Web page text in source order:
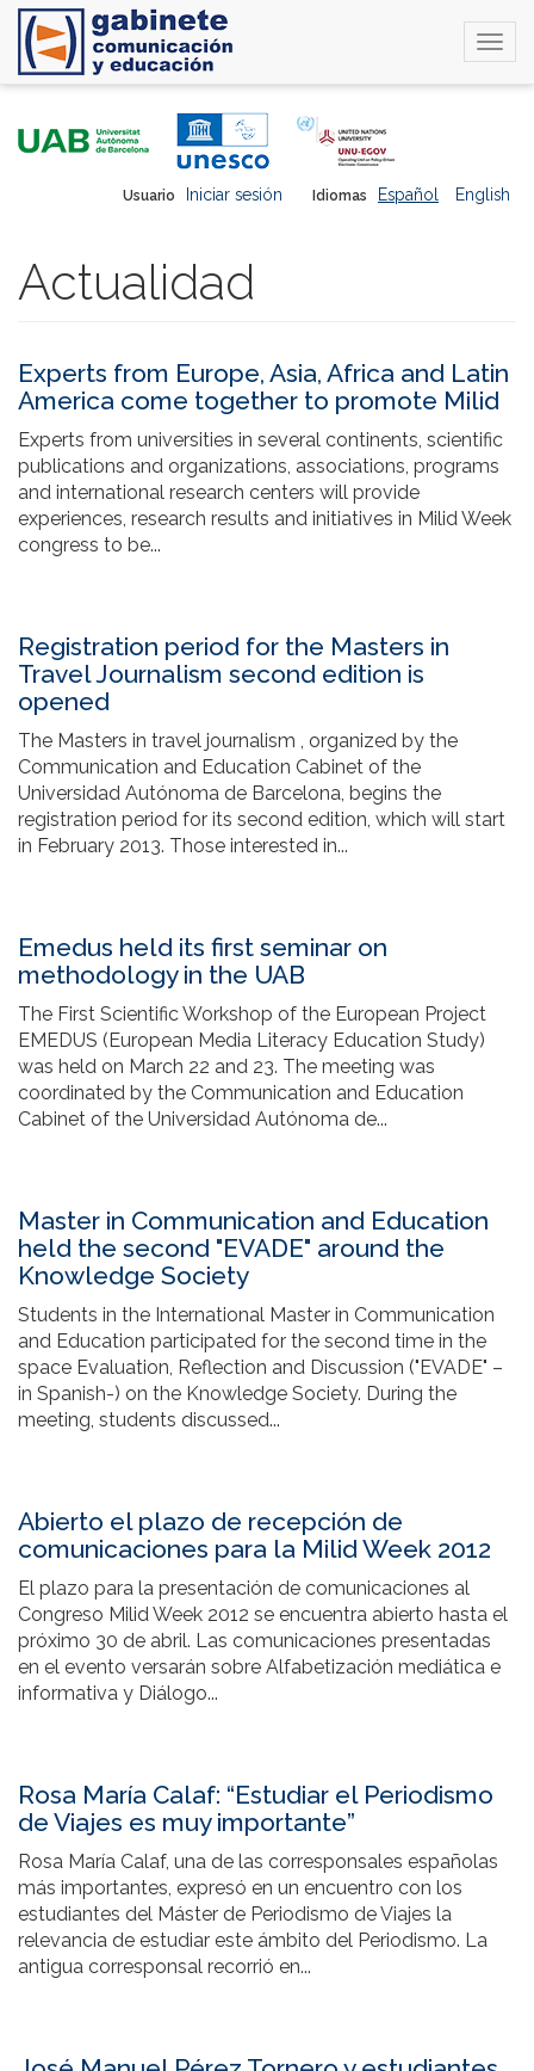
Idiomas Español English
Usuario Iniciar sesión
Actualidad
Experts from Europe, Asia, Africa and Latin
America come together to promote Milid
Experts from universities in several continents, scientific
publications and organizations, associations, programs
and international research centers will provide
experiences, research results and initiatives in Milid Week
congress to be...
Registration period for the Masters in
Travel Journalism second edition is
opened
The Masters in travel journalism , organized by the
Communication and Education Cabinet of the
Universidad Autónoma de Barcelona, begins the
registration period for its second edition, which will start
in February 2013. Those interested in...
Emedus held its first seminar on
methodology in the UAB
The First Scientific Workshop of the European Project
EMEDUS (European Media Literacy Education Study)
was held on March 22 and 23. The meeting was
coordinated by the Communication and Education
Cabinet of the Universidad Autónoma de...
Master in Communication and Education
held the second "EVADE" around the
Knowledge Society
Students in the International Master in Communication
and Education participated for the second time in the
space Evaluation, Reflection and Discussion ("EVADE" –
in Spanish-) on the Knowledge Society. During the
meeting, students discussed...
Abierto el plazo de recepción de
comunicaciones para la Milid Week 2012
El plazo para la presentación de comunicaciones al
Congreso Milid Week 2012 se encuentra abierto hasta el
próximo 30 de abril. Las comunicaciones presentadas
en el evento versarán sobre Alfabetización mediática e
informativa y Diálogo...
Rosa María Calaf: “Estudiar el Periodismo
de Viajes es muy importante”
Rosa María Calaf, una de las corresponsales españolas
más importantes, expresó en un encuentro con los
estudiantes del Máster de Periodismo de Viajes la
relevancia de estudiar este ámbito del Periodismo. La
antigua corresponsal recorrió en...